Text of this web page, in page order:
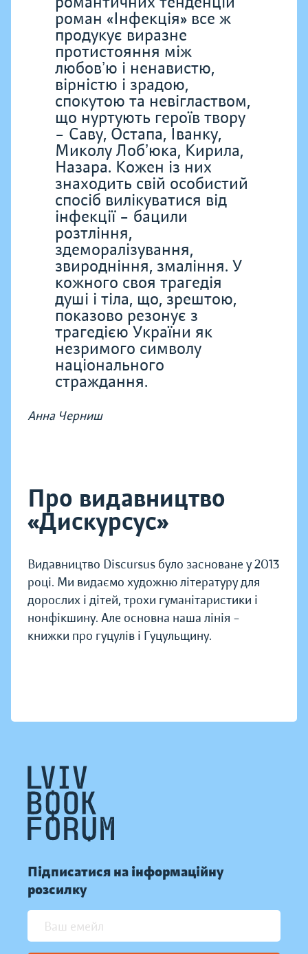
роман «Інфекція» все ж
продукує виразне
протистояння між
любовʼю і ненавистю,
вірністю і зрадою,
спокутою та невіглаством,
що нуртують героїв твору
– Саву, Остапа, Іванку,
Миколу Лобʼюка, Кирила,
Назара. Кожен із них
знаходить свій особистий
спосіб вилікуватися від
інфекції – бацили
розтління,
здеморалізування,
звиродніння, змаління. У
кожного своя трагедія
душі і тіла, що, зрештою,
показово резонує з
трагедією України як
незримого символу
національного
страждання.
Анна Черниш
Про видавництво
«Дискурсус»
Видавництво Discursus було засноване у 2013
році. Ми видаємо художню літературу для
дорослих і дітей, трохи гуманітаристики і
нонфікшину. Але основна наша лінія –
книжки про гуцулів і Гуцульщину.
Підписатися на інформаційну
розсилку